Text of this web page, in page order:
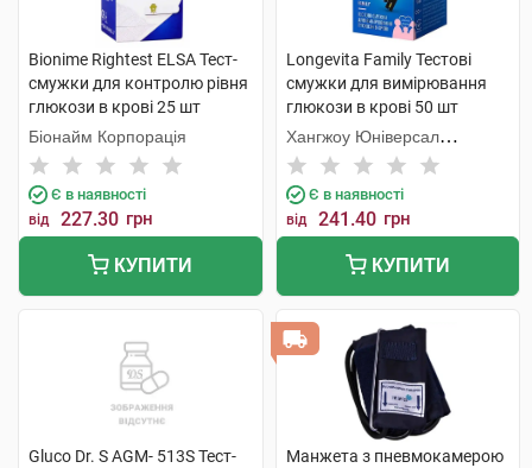
Bionime Rightest ELSA Тест-
смужки для контролю рівня
глюкози в крові 25 шт
Біонайм Корпорація
Є в наявності
від 227.30 грн
КУПИТИ
Longevita Family Тестові
смужки для вимірювання
глюкози в крові 50 шт
Хангжоу Юніверсал
Електронік
Є в наявності
від 241.40 грн
КУПИТИ
Gluco Dr. S AGM- 513S Тест-
Манжета з пневмокамерою